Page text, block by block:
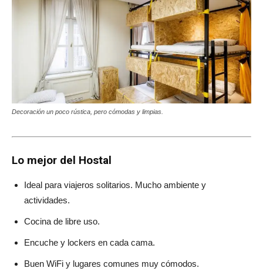
Decoración un poco rústica, pero cómodas y limpias.
Lo mejor del Hostal
Ideal para viajeros solitarios. Mucho ambiente y
actividades.
Cocina de libre uso.
Encuche y lockers en cada cama.
Buen WiFi y lugares comunes muy cómodos.